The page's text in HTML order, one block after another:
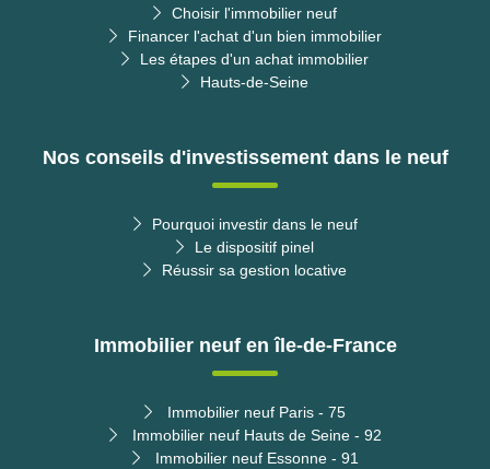
Choisir l'immobilier neuf
Financer l'achat d'un bien immobilier
Les étapes d'un achat immobilier
Hauts-de-Seine
Nos conseils d'investissement dans le neuf
Pourquoi investir dans le neuf
Le dispositif pinel
Réussir sa gestion locative
Immobilier neuf en île-de-France
Immobilier neuf Paris - 75
Immobilier neuf Hauts de Seine - 92
Immobilier neuf Essonne - 91